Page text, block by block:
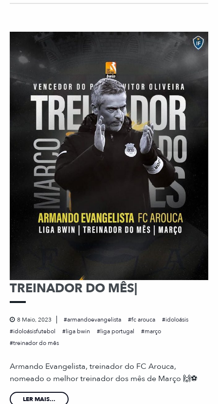
TREINADOR DO MÊS|
8 Maio, 2023 armandoevangelista fc arouca
idoloásis
idoloásisfutebol
liga bwin liga portugal
março
treinador do mês
Armando Evangelista, treinador do FC Arouca,
nomeado o melhor treinador dos mês de Março 🙌⚽️
LER MAIS...